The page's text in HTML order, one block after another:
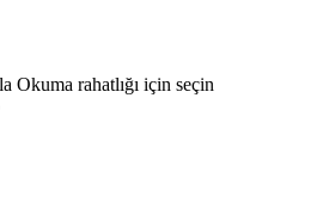
Okuma rahatlığı için seçin